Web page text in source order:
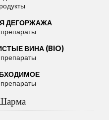
ДЕГОРЖАЖА
ВИНА (BIO)